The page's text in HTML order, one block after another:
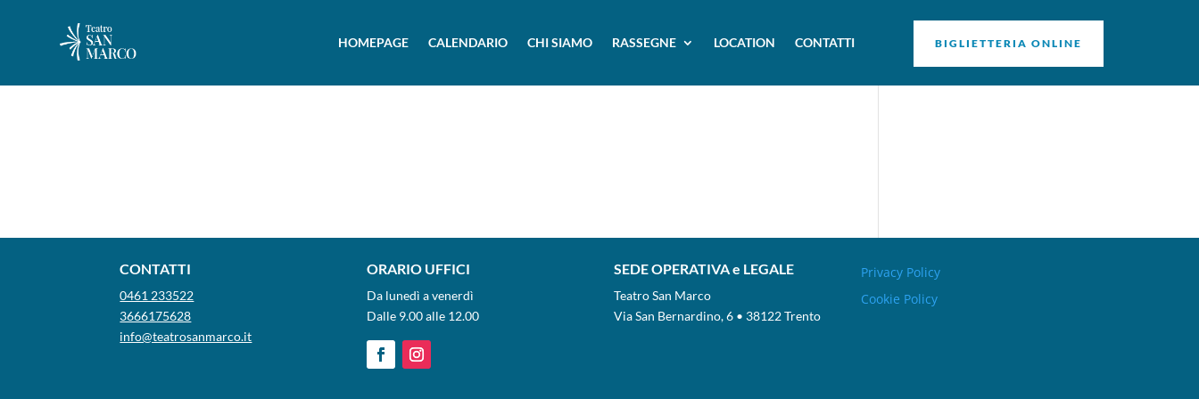
HOMEPAGE CALENDARIO CHI SIAMO RASSEGNE LOCATION CONTATTI BIGLIETTERIA ONLINE
CONTATTI
0461 233522
3666175628
info@teatrosanmarco.it
ORARIO UFFICI
Da lunedì a venerdì
Dalle 9.00 alle 12.00
SEDE OPERATIVA e LEGALE
Teatro San Marco
Via San Bernardino, 6 • 38122 Trento
Privacy Policy
Cookie Policy